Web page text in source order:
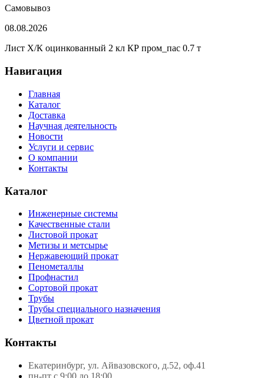
Самовывоз
08.08.2026
Лист Х/К оцинкованный 2 кл КР пром_пас 0.7 т
Навигация
Главная
Каталог
Доставка
Научная деятельность
Новости
Услуги и сервис
О компании
Контакты
Каталог
Инженерные системы
Качественные стали
Листовой прокат
Метизы и метсырье
Нержавеющий прокат
Пенометаллы
Профнастил
Сортовой прокат
Трубы
Трубы специального назначения
Цветной прокат
Контакты
Екатеринбург, ул. Айвазовского, д.52, оф.41
пн-пт с 9:00 до 18:00